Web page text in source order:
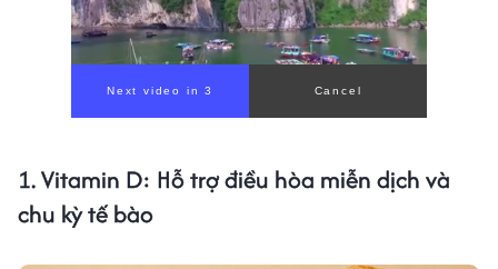
1. Vitamin D: Hỗ trợ điều hòa miễn dịch và
chu kỳ tế bào